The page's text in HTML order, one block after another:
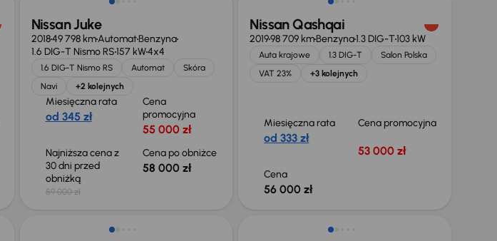
Nissan Juke
201849 798 kmAutomatBenzyna
1.6 DIG-T Nismo RS157 kW4x4
1.6 DIG-T Nismo RS Automat
Skóra
Navi
+2 kolejnych
Miesięczna rata
od 345 zł
Cena
promocyjna
55 000 zł
Najniższa cena z
30 dni przed
obniżką
59 000 zł
Cena po obniżce
58 000 zł
Nissan Qashqai
201998 709 kmBenzyna1.3 DIG-T103 kW
Auta krajowe 1.3 DIG-T
Salon Polska
VAT 23%
+3 kolejnych
Miesięczna rata
od 333 zł
Cena promocyjna
53 000 zł
Cena
56 000 zł
Świeżo skupione Możliwość odliczenia VAT